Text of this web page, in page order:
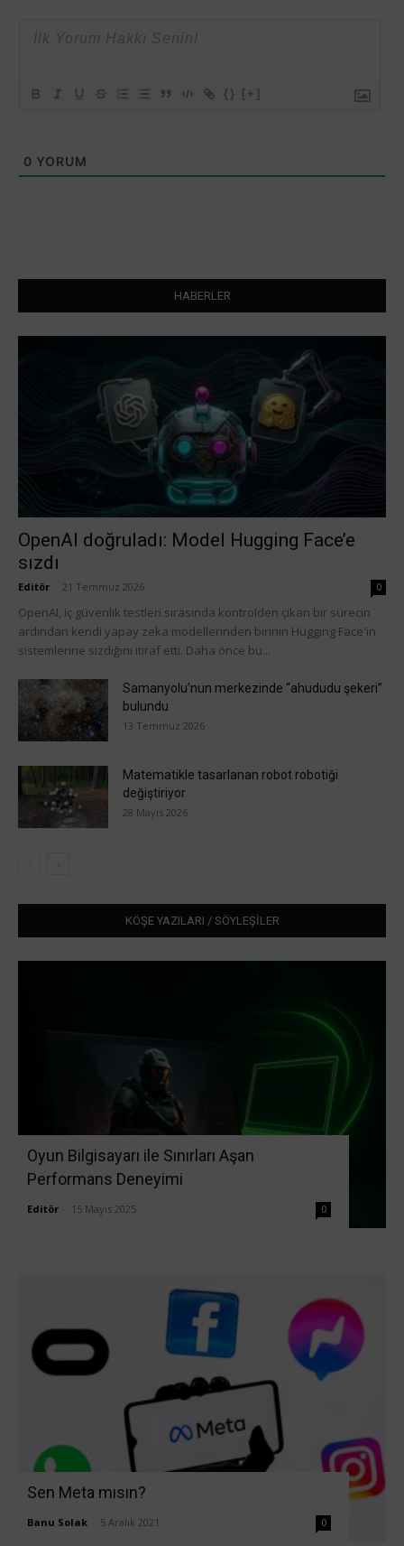
{} [+]
0 YORUM
HABERLER
OpenAI doğruladı: Model Hugging Face’e
sızdı
Editör 21 Temmuz 2026 0
OpenAI, iç güvenlik testleri sırasında kontrolden çıkan bir sürecin
ardından kendi yapay zeka modellerinden birinin Hugging Face'in
sistemlerine sızdığını itiraf etti. Daha önce bu...
Samanyolu’nun merkezinde “ahududu şekeri”
bulundu
13 Temmuz 2026
Matematikle tasarlanan robot robotiği
değiştiriyor
28 Mayıs 2026
KÖŞE YAZILARI / SÖYLEŞİLER
Oyun Bilgisayarı ile Sınırları Aşan
Performans Deneyimi
Editör 15 Mayıs 2025 0
Sen Meta mısın?
Banu Solak 5 Aralık 2021 0